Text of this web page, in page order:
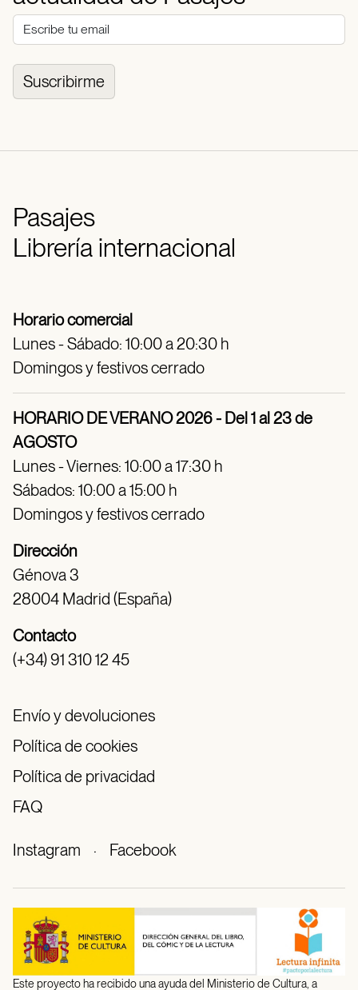
Suscribirme
Pasajes
Librería internacional
Horario comercial
Lunes - Sábado: 10:00 a 20:30 h
Domingos y festivos cerrado
HORARIO DE VERANO 2026 - Del 1 al 23 de
AGOSTO
Lunes - Viernes: 10:00 a 17:30 h
Sábados: 10:00 a 15:00 h
Domingos y festivos cerrado
Dirección
Génova 3
28004 Madrid (España)
Contacto
(+34) 91 310 12 45
Envío y devoluciones
Política de cookies
Política de privacidad
FAQ
Instagram · Facebook
Este proyecto ha recibido una ayuda del Ministerio de Cultura, a